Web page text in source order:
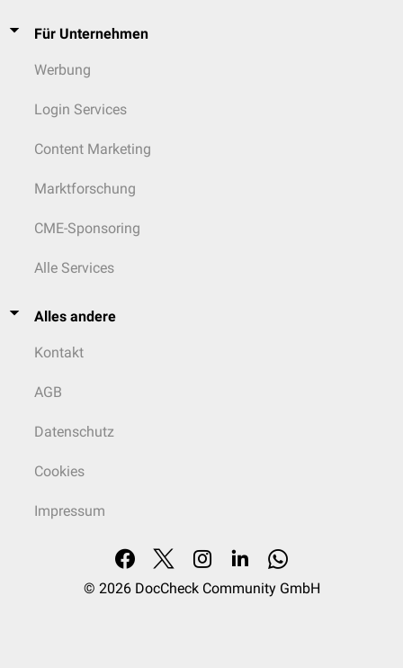
Für Unternehmen
Werbung
Login Services
Content Marketing
Marktforschung
CME-Sponsoring
Alle Services
Alles andere
Kontakt
AGB
Datenschutz
Cookies
Impressum
© 2026 DocCheck Community GmbH